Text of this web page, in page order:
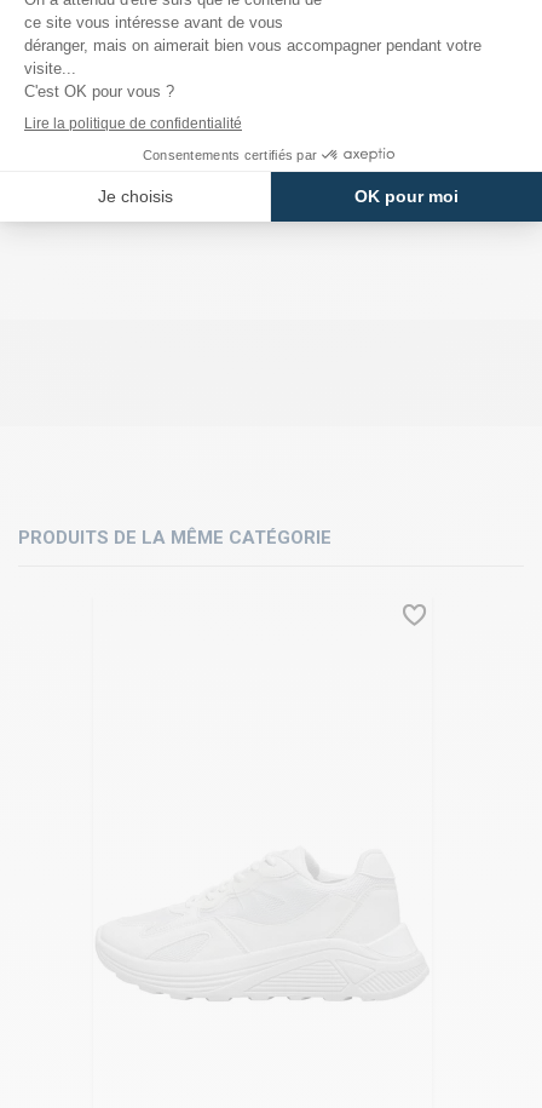
dès maintenant et ajoutez une touche de glamour à vos tenues.
DÉTAILS DU PRODUIT
PRODUITS DE LA MÊME CATÉGORIE